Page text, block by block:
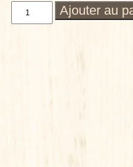
quantité
Ajouter au